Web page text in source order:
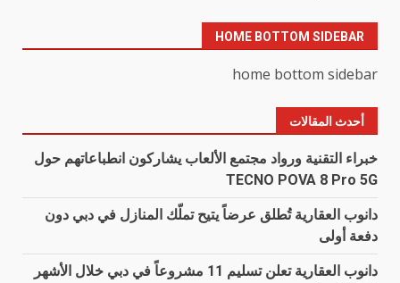
HOME BOTTOM SIDEBAR
home bottom sidebar
أحدث المقالات
خبراء التقنية ورواد مجتمع الألعاب يشاركون انطباعاتهم حول
TECNO POVA 8 Pro 5G
دانوب العقارية تُطلق عرضاً يتيح تملّك المنازل في دبي دون
دفعة أولى
دانوب العقارية تعلن تسليم 11 مشروعاً في دبي خلال الأشهر